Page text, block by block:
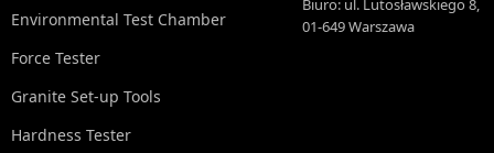
Environmental Test Chamber
Force Tester
Granite Set-up Tools
Hardness Tester
Biuro: ul. Lutosławskiego 8,
01-649 Warszawa